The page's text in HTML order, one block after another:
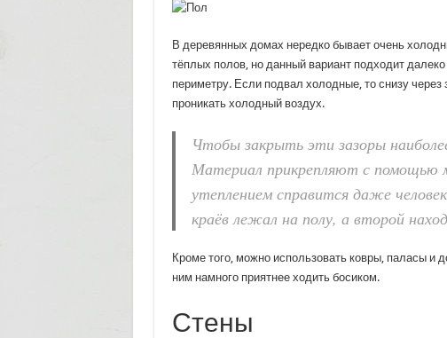
В деревянных домах нередко бывает очень
тёплых полов, но данный вариант подходит
периметру. Если подвал холодные, то снизу
проникать холодный воздух.
Чтобы закрыть эти зазоры
Материал прикрепляют с помощью
утеплением справится даже
краёв лежал на полу, а второй
Кроме того, можно использовать ковры, паласы и
ним намного приятнее ходить босиком.
Стены